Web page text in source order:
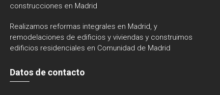
construcciones en Madrid
Realizamos reformas integrales en Madrid, y
remodelaciones de edificios y viviendas y construimos
edificios residenciales en Comunidad de Madrid
Datos de contacto